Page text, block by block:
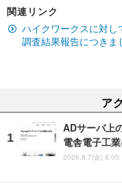
関連リンク
ハイクワークスに対
調査結果報告につきま
ア
ADサーバ上
電舎電子工
2026.8.7(金) 8:05